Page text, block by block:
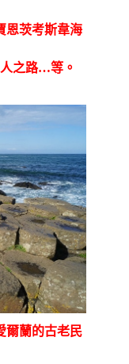
恩茨考斯韋海
之路…等。
爾蘭的古老民